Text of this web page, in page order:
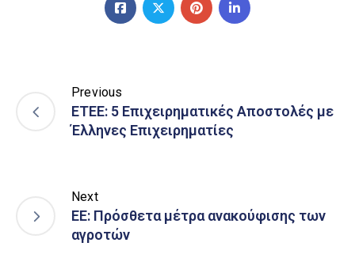
Previous
ΕΤΕΕ: 5 Επιχειρηματικές Αποστολές με
Έλληνες Επιχειρηματίες
Next
ΕΕ: Πρόσθετα μέτρα ανακούφισης των
αγροτών